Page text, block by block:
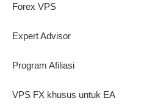
Forex VPS
Expert Advisor
Program Afiliasi
VPS FX khusus untuk EA